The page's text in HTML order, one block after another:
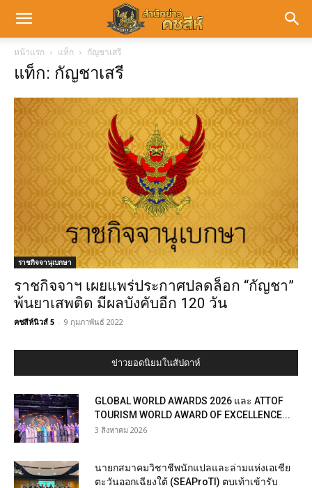
หน้าแรก แท็ก กัญชาเสรี
แท็ก: กัญชาเสรี
ราชกิจจานุเบกษา
ราชกิจจาฯ เผยแพร่ประกาศปลดล็อก “กัญชา”
พ้นยาเสพติด มีผลบังคับอีก 120 วัน
คชสีห์นิวส์ 5 - 9 กุมภาพันธ์ 2022
ข่าวยอดนิยมในสัปดาห์
GLOBAL WORLD AWARDS 2026 และ ATTOF
TOURISM WORLD AWARD OF EXCELLENCE...
3 สิงหาคม 2026
นายกสมาคมวิชาชีพนักแปลและล่ามแห่งเอเชีย
ตะวันออกเฉียงใต้ (SEAProTI) ตบเท้าเข้ารับ